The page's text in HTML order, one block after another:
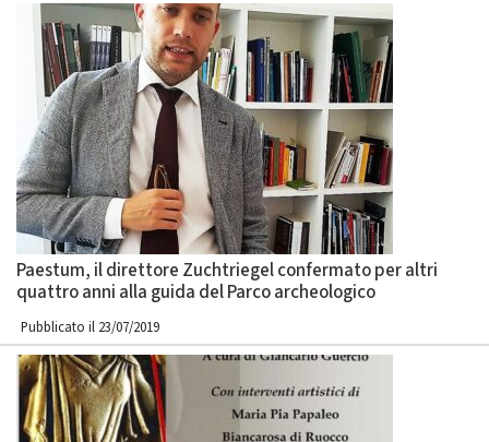
Paestum, il direttore Zuchtriegel confermato per altri
quattro anni alla guida del Parco archeologico
Pubblicato il 23/07/2019